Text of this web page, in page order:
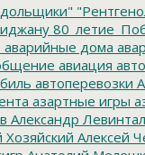
аварийные дома
авиация
автоперевозки
азартные игры
Александр
Хозяйский Алексей